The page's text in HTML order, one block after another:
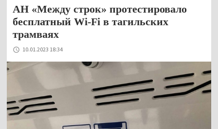
АН «Между строк» протестировало
бесплатный Wi-Fi в тагильских
трамваях
10.01.2023 18:34